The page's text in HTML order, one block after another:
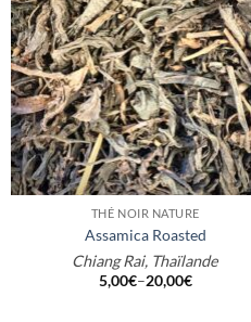
+
THÉ NOIR NATURE
Assamica Roasted
Chiang Rai, Thaïlande
5,00€–20,00€